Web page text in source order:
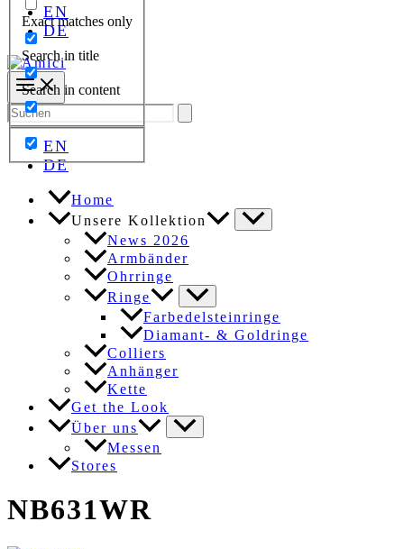
Exact matches only
Search in title
Search in content
EN
DE
Search
for:
EN
DE
Home
Unsere Kollektion
News 2026
Armbänder
Ohrringe
Ringe
Farbedelsteinringe
Diamant- & Goldringe
Colliers
Anhänger
Kette
Get the Look
Über uns
Messen
Stores
NB631WR